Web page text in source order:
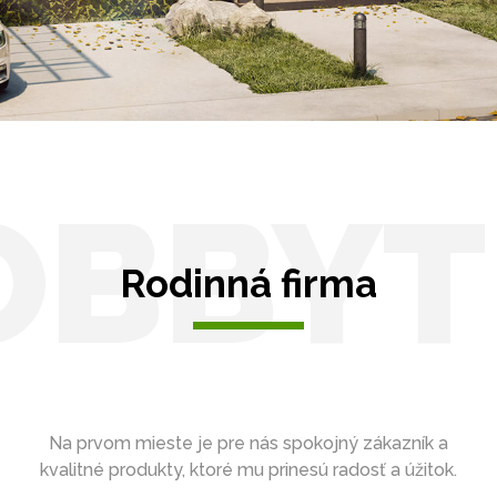
Zasklenie
Rodinná firma
Na prvom mieste je pre nás spokojný zákazník a
kvalitné produkty, ktoré mu prinesú radosť a úžitok.